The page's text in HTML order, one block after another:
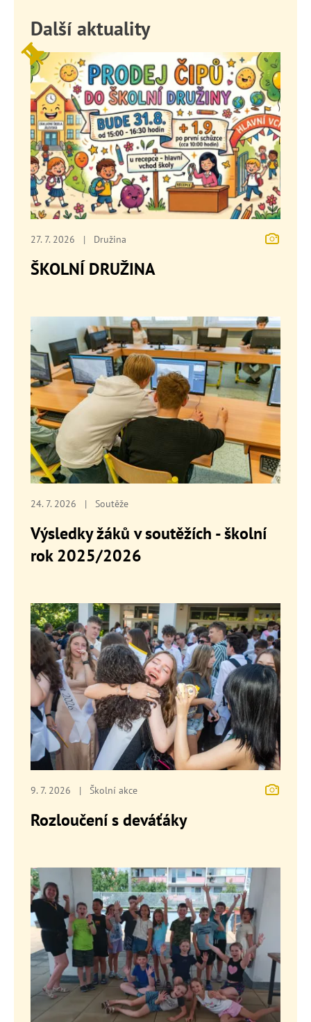
Další aktuality
27. 7. 2026 | Družina
ŠKOLNÍ DRUŽINA
24. 7. 2026 | Soutěže
Výsledky žáků v soutěžích - školní
rok 2025/2026
9. 7. 2026 | Školní akce
Rozloučení s deváťáky